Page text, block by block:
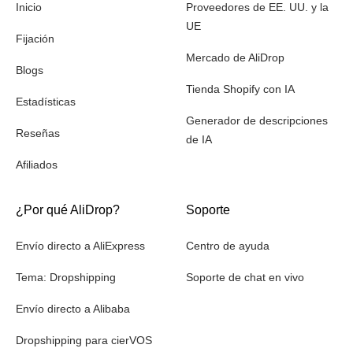
Inicio
Fijación
Blogs
Estadísticas
Reseñas
Afiliados
Proveedores de EE. UU. y la
UE
Mercado de AliDrop
Tienda Shopify con IA
Generador de descripciones
de IA
¿Por qué AliDrop?
Envío directo a AliExpress
Tema: Dropshipping
Envío directo a Alibaba
Dropshipping para cierVOS
Soporte
Centro de ayuda
Soporte de chat en vivo